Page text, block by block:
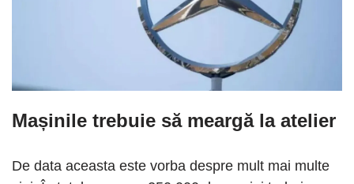
Mașinile trebuie să meargă la atelier
De data aceasta este vorba despre mult mai multe